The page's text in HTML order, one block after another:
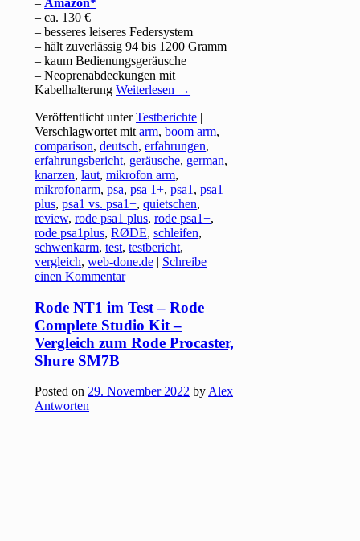
– Amazon
– ca. 130 €
– besseres leiseres Federsystem
– hält zuverlässig 94 bis 1200 Gramm
– kaum Bedienungsgeräusche
– Neoprenabdeckungen mit
KabelhalterungWeiterlesen →
Veröffentlicht unter Testberichte |
Verschlagwortet mit arm,boom arm,
comparison,deutsch,erfahrungen,
erfahrungsbericht, geräusche, german,
knarzen,laut,mikrofon arm,
mikrofonarm,psa,psa 1+,psa1 ,psa1
plus,psa1 vs. psa1+,quietschen,
review,rode psa1 plus,rode psa1+,
rode psa1plus,RØDE,schleifen,
schwenkarm,test,testbericht,
vergleich,web-done.de | Schreibe
einen Kommentar
Rode NT1 im Test – Rode
Complete Studio Kit –
Vergleich zum Rode Procaster,
Shure SM7B
Posted on 29. November 2022 by Alex
Antworten